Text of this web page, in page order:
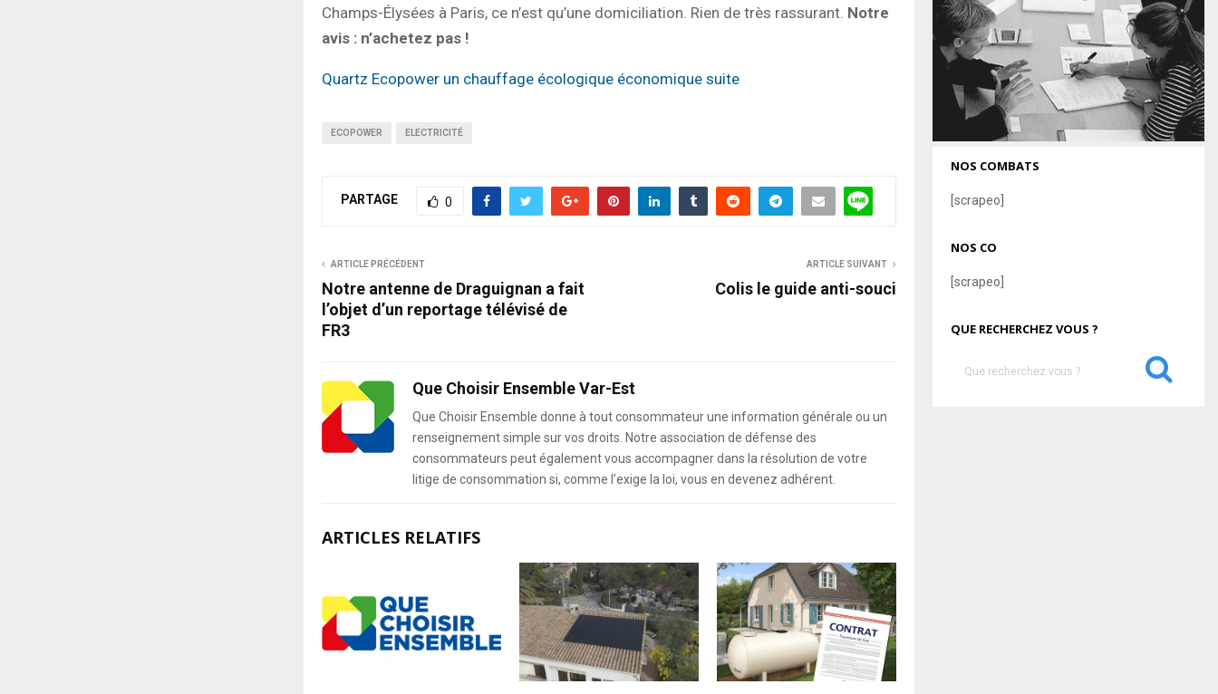
Champs-Élysées à Paris, ce n’est qu’une domiciliation. Rien de très rassurant. Notre
avis : n’achetez pas !
Quartz Ecopower un chauffage écologique économique suite
ECOPOWER ELECTRICITÉ
PARTAGE 0
ARTICLE PRÉCÉDENT
Notre antenne de Draguignan a fait
l’objet d’un reportage télévisé de
FR3
ARTICLE SUIVANT
Colis le guide anti-souci
Que Choisir Ensemble Var-Est
Que Choisir Ensemble donne à tout consommateur une information générale ou un
renseignement simple sur vos droits. Notre association de défense des
consommateurs peut également vous accompagner dans la résolution de votre
litige de consommation si, comme l’exige la loi, vous en devenez adhérent.
ARTICLES RELATIFS
NOS COMBATS
[scrapeo]
NOS CO
[scrapeo]
QUE RECHERCHEZ VOUS ?